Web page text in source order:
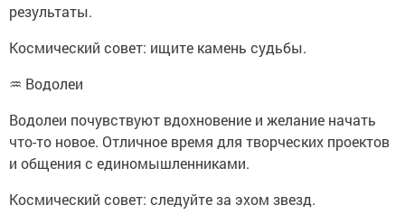
результаты.
Космический совет: ищите камень судьбы.
♒ Водолеи
Водолеи почувствуют вдохновение и желание начать
что-то новое. Отличное время для творческих проектов
и общения с единомышленниками.
Космический совет: следуйте за эхом звезд.